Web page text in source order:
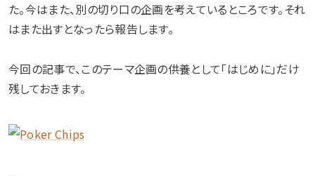
た。今はまた、別の切り口の企画を考えているところです。それ
はまた出すとなったら報告します。
今回の記事で、このテーマ企画の供養として「はじめに」だけ
残しておきます。